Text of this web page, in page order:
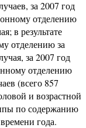
за 2007 год
отделению
в результате
отделению за
за 2007 год
отделению
(всего 857
и возрастной
по содержанию
года.